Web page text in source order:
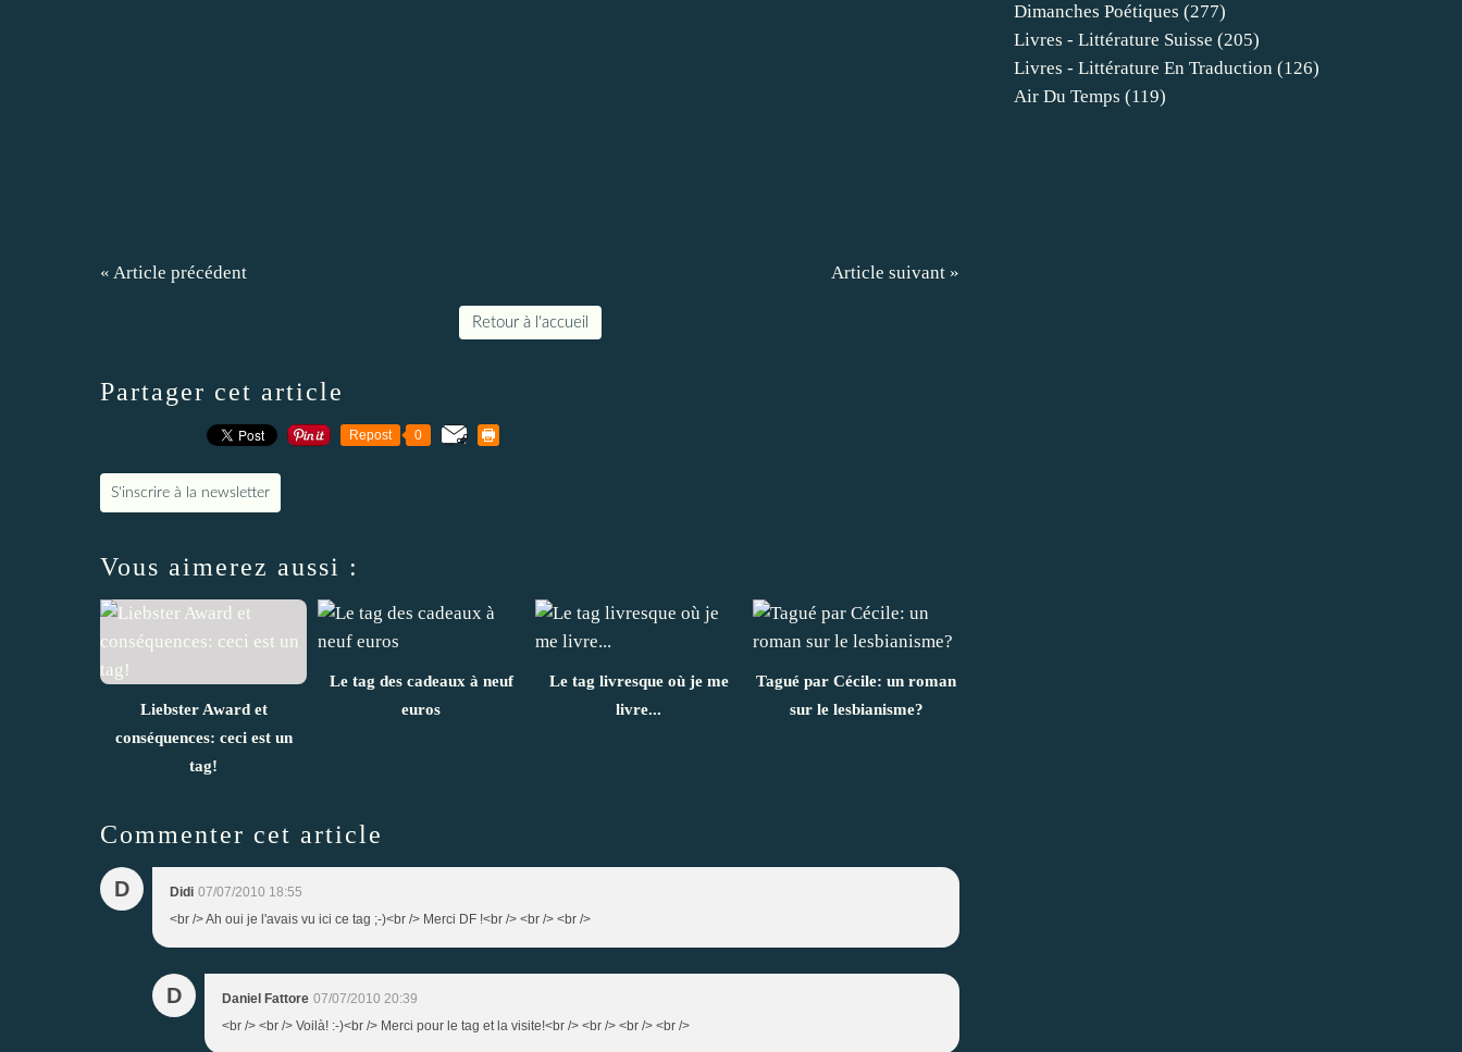
« Article précédent Article suivant »
Retour à l'accueil
Partager cet article
Repost 0
S'inscrire à la newsletter
Vous aimerez aussi :
Liebster Award et
conséquences: ceci est un
tag!
Le tag des cadeaux à neuf
euros
Le tag livresque où je me
livre...
Tagué par Cécile: un roman
sur le lesbianisme?
Commenter cet article
D Didi 07/07/2010 18:55
<br /> Ah oui je l'avais vu ici ce tag ;-)<br /> Merci DF !<br /> <br /> <br />
D Daniel Fattore 07/07/2010 20:39
<br /> <br /> Voilà! :-)<br /> Merci pour le tag et la visite!<br /> <br /> <br /> <br />
Dimanches Poétiques (277)
Livres - Littérature Suisse (205)
Livres - Littérature En Traduction (126)
Air Du Temps (119)